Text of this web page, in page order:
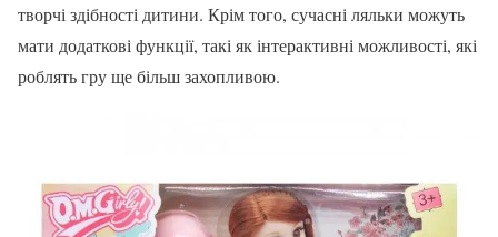
творчі здібності дитини. Крім того, сучасні ляльки можуть
мати додаткові функції, такі як інтерактивні можливості, які
роблять гру ще більш захопливою.